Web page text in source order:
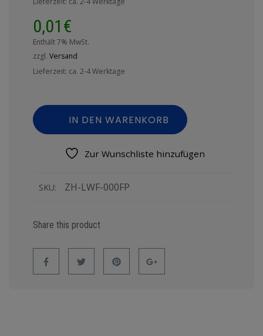
0,01 €
Enthält 7% MwSt.
zzgl. Versand
Lieferzeit: ca. 2-4 Werktage
IN DEN WARENKORB
Zur Wunschliste hinzufügen
SKU: ZH-LWF-000FP
Share this product